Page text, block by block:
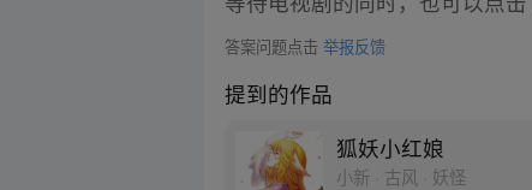
答案问题点击举报反馈
提到的作品
狐妖小红娘
小新 · 古风 · 妖怪